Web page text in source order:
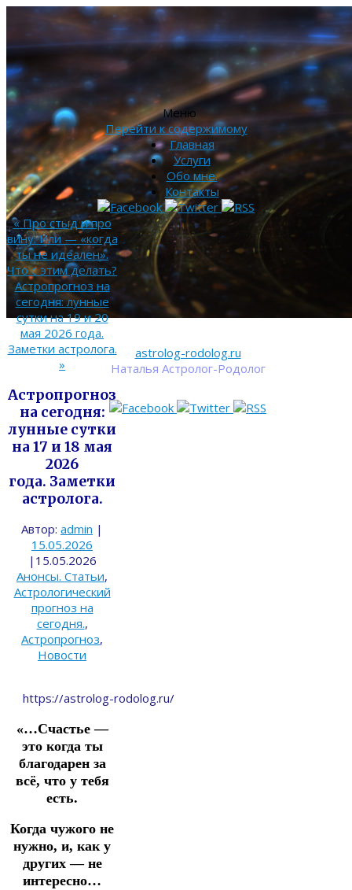
astrolog-rodolog.ru
Наталья Астролог-Родолог
Меню
Перейти к содержимому
Главная
Услуги
Обо мне.
Контакты
«Про стыд и про
вину. Или — «когда
ты не идеален».
Что с этим делать?
Астропрогноз на
сегодня: лунные
сутки на 19 и 20
мая 2026 года.
Заметки астролога.
»
Астропрогноз
на сегодня:
лунные сутки
на 17 и 18 мая
2026
года. Заметки
астролога.
Автор: admin |
15.05.2026
| 15.05.2026
Анонсы. Статьи,
Астрологический
прогноз на
сегодня.,
Астропрогноз,
Новости
https://astrolog-rodolog.ru/
«…Счастье —
это когда ты
благодарен за
всё, что у тебя
есть.
Когда чужого не
нужно, и, как у
других — не
интересно…